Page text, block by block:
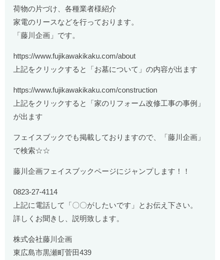
荷物の片づけ、各種業者様紹介
家電のリースなどを行っております。
「藤川企画」です。
https://www.fujikawakikaku.com/about
上記をクリックすると「お墓について」の内容が出ます
https://www.fujikawakikaku.com/construction
上記をクリックすると「家のリフォーム改修工事の事例」
が出ます
フェイスブックでも掲載しておりますので、「藤川企画」
で検索☆☆
藤川企画フェイスブックページにジャンプします！！
0823-27-4114
上記に電話して「〇〇がしたいです」とお伝え下さい。
詳しくお聞きし、説明致します。
株式会社藤川企画
東広島市黒瀬町菅田439